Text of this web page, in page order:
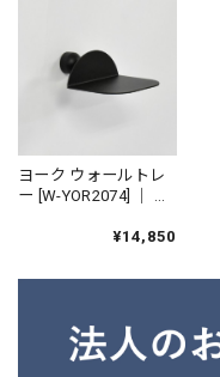
ヨーク ウォールトレ
ー [W-YOR2074] ｜ サ
¥14,850